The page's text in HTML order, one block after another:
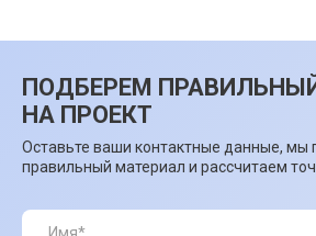
ПОДБЕРЕМ
НА ПРОЕКТ
Оставьте ваши контактные данные,
правильный материал и рассчитаем